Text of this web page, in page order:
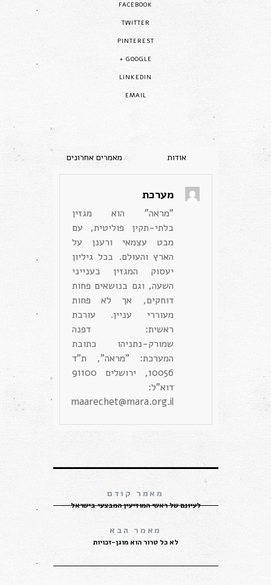
FACEBOOK
TWITTER
PINTEREST
GOOGLE +
LINKEDIN
EMAIL
מערכת
"מראה" הוא מגזין
בלתי-תקין פוליטית, עם
מבט עצמאי ורענן על
הארץ והעולם. בכל גיליון
יעסוק המגזין בענייני
השעה, וגם בנושאים פחות
דוחקים, אך לא פחות
מעוררי עניין. עורכת
ראשית: דפנה
שמורק-נתניהו כתובת
המערכת: "מראה", ת"ד
10056, ירושלים 91100
דוא"ל:
maarechet@mara.org.il
לעיונם של ראשי המודיעין המבצעי בישראל
לא כל טרור הוא מוגן-זכויות